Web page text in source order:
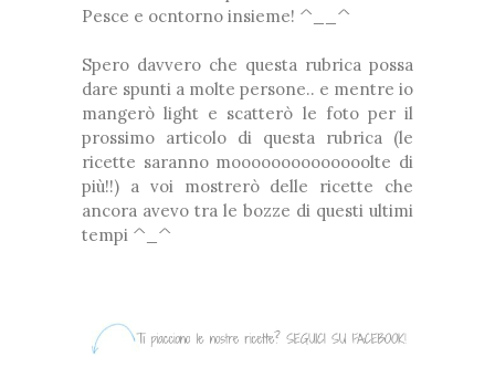
Pesce e ocntorno insieme! ^__^
Spero davvero che questa rubrica possa
dare spunti a molte persone.. e mentre io
mangerò light e scatterò le foto per il
prossimo articolo di questa rubrica (le
ricette saranno moooooooooooooolte di
più!!) a voi mostrerò delle ricette che
ancora avevo tra le bozze di questi ultimi
tempi ^_^